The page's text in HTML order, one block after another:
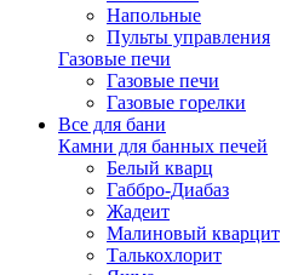
Напольные
Пульты управления
Газовые печи
Газовые печи
Газовые горелки
Все для бани
Камни для банных печей
Белый кварц
Габбро-Диабаз
Жадеит
Малиновый кварцит
Талькохлорит